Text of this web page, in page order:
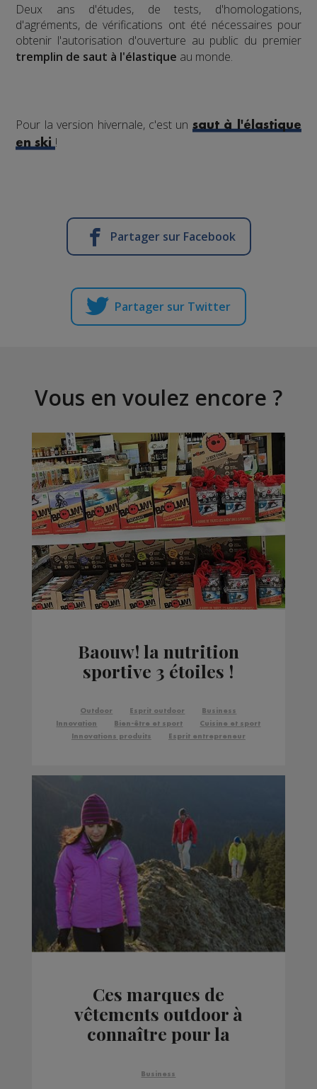
​Deux ans d'études, de tests, d'homologations,
d'agréments, de vérifications ont été nécessaires pour
obtenir l'autorisation d'ouverture au public du premier
tremplin de saut à l'élastique au monde.
Pour la version hivernale, c'est un saut à l'élastique
en ski !
Partager sur Facebook
Partager sur Twitter
Vous en voulez encore ?
Baouw! la nutrition
sportive 3 étoiles !
Outdoor Esprit outdoor
Business
Innovation
Bien-être et sport
Cuisine et sport
Innovations produits
Esprit entrepreneur
Ces marques de
vêtements outdoor à
connaître pour la
Business